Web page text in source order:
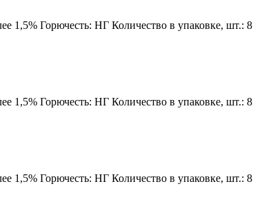
Горючесть: НГ Количество в упаковке, шт.: 8
Горючесть: НГ Количество в упаковке, шт.: 8
Горючесть: НГ Количество в упаковке, шт.: 8